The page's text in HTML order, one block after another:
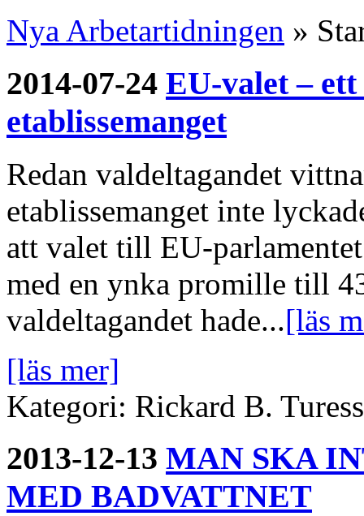
Nya Arbetartidningen »
2014-07-24 EU-valet –
etablissemanget
Redan valdeltagandet
etablissemanget inte
att valet till EU-
med en ynka promille till
valdeltagandet hade...[läs
[läs mer]
Kategori: Rickard B.
2013-12-13 MAN SKA
MED BADVATTNET